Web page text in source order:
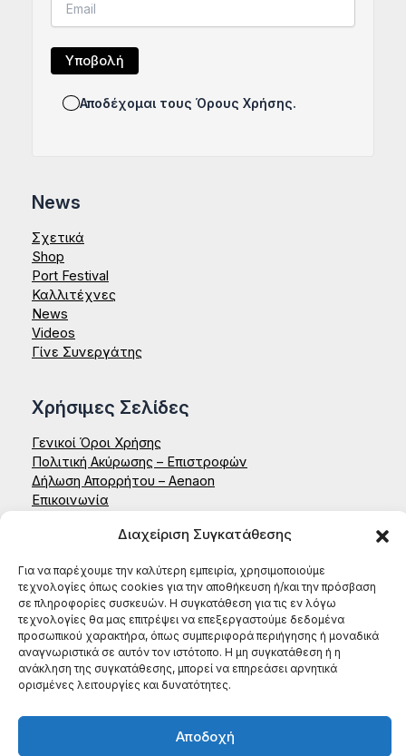
Διαχείριση Συγκατάθεσης
Για να παρέχουμε την καλύτερη εμπειρία, χρησιμοποιούμε
τεχνολογίες όπως cookies για την αποθήκευση ή/και την πρόσβαση
σε πληροφορίες συσκευών. Η συγκατάθεση για τις εν λόγω
τεχνολογίες θα μας επιτρέψει να επεξεργαστούμε δεδομένα
προσωπικού χαρακτήρα, όπως συμπεριφορά περιήγησης ή μοναδικά
αναγνωριστικά σε αυτόν τον ιστότοπο. Η μη συγκατάθεση ή η
ανάκληση της συγκατάθεσης, μπορεί να επηρεάσει αρνητικά
ορισμένες λειτουργίες και δυνατότητες.
Αποδοχή
Αποδέχομαι τους Όρους Χρήσης.
News
Σχετικά
Shop
Port Festival
Καλλιτέχνες
News
Videos
Γίνε Συνεργάτης
Χρήσιμες Σελίδες
Γενικοί Όροι Χρήσης
Πολιτική Ακύρωσης – Επιστροφών
Δήλωση Απορρήτου – Aenaon
Επικοινωνία
ΑΕΝΑΟΝ ΚΟΙΝΣΕΠ
ΑΦΜ: 996784522
ΤΗΛ: (+30) 698 199 8604